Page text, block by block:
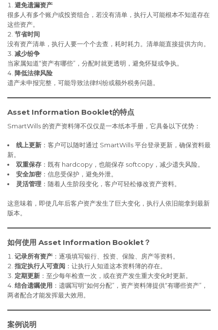
避免遗漏资产
很多人有多个账户或投资组合，若没有清单，执行人可能根本不知道存在
这些资产。
节省时间
没有资产清单，执行人要一个个去查，耗时耗力。清单能直接提供方向。
减少纷争
当家属知道“资产有哪些”，分配时就更透明，避免怀疑或争执。
降低法律风险
遗产未申报完整，可能导致法律纠纷或额外税务问题。
Asset Information Booklet的特点
SmartWills 的资产资料簿不仅仅是一本纸本手册，它具备以下优势：
线上更新 ：客户可以随时通过 SmartWills 平台登录更新，确保资料最
新。
双重保存 ：既有 hardcopy，也能保存 softcopy，减少遗失风险。
安全加密：信息受保护，避免外泄。
灵活管理 ：随着人生阶段变化，客户可轻松修改资产资料。
这意味着，即使几年后客户资产发生了巨大变化，执行人依旧能拿到最新
版本。
如何使用 Asset Information Booklet？
记录所有资产 ：逐项填写银行、投资、保险、房产等资料。
指定执行人可查阅 ：让执行人知道这本资料簿的存在。
定期更新 ：至少每年检查一次，或在资产发生重大变化时更新。
结合遗嘱使用 ：遗嘱写明“如何分配”，资产资料簿提供“有哪些资产”，
两者配合才能发挥最大效用。
案例说明